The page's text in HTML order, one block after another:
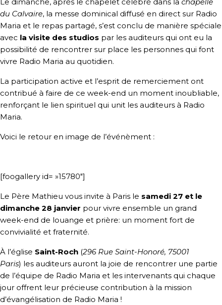
du Calvaire, la messe dominical diffusé en direct sur Radio
Maria et le repas partagé, s’est conclu de manière spéciale
avec la visite des studios par les auditeurs qui ont eu la
possibilité de rencontrer sur place les personnes qui font
vivre Radio Maria au quotidien.
La participation active et l’esprit de remerciement ont
contribué à faire de ce week-end un moment inoubliable,
renforçant le lien spirituel qui unit les auditeurs à Radio
Maria.
Voici le retour en image de l’événèment :
[foogallery id= »15780″]
Le Père Mathieu vous invite à Paris le samedi 27 et le
dimanche 28 janvier pour vivre ensemble un grand
week-end de louange et prière: un moment fort de
convivialité et fraternité.
À l’église Saint-Roch (296 Rue Saint-Honoré, 75001
Paris) les auditeurs auront la joie de rencontrer une partie
de l’équipe de Radio Maria et les intervenants qui chaque
jour offrent leur précieuse contribution à la mission
d’évangélisation de Radio Maria !